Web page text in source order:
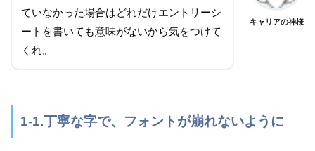
ていなかった場合はどれだけエントリーシ
ートを書いても意味がないから気をつけて
くれ。
キャリアの神様
1-1.丁寧な字で、フォントが崩れないように